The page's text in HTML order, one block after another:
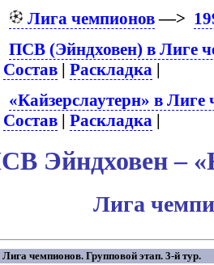
Лига чемпионов—>
ПСВ (Эйндховен) в Лиге
Состав |Раскладка |
«Кайзерслаутерн» в Лиге
Состав |Раскладка |
Эйндховен –
Лига
Лига чемпионов. Групповой этап. 3-й тур.